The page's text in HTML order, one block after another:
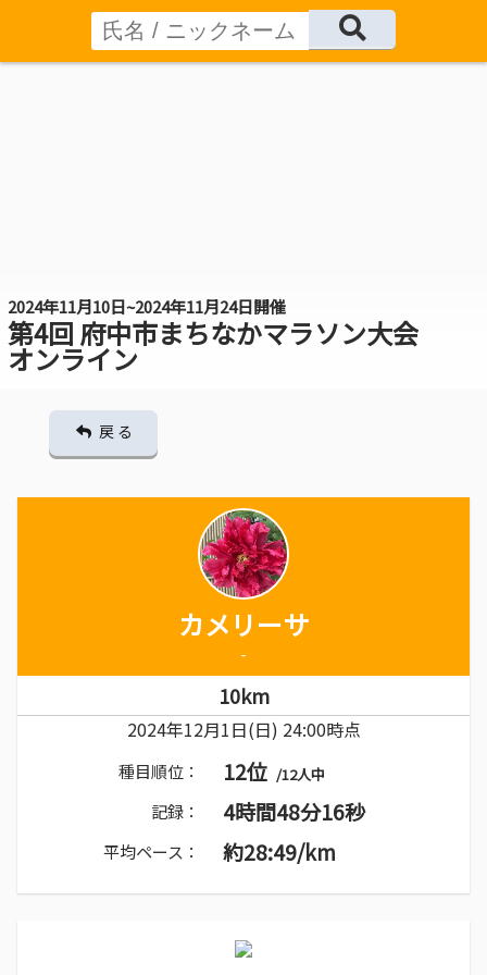
2024年11月10日~2024年11月24日開催
第4回 府中市まちなかマラソン大会
オンライン
戻 る
カメリーサ
-
10km
2024年12月1日(日) 24:00時点
種目順位： 12位 /12人中
記録： 4時間48分16秒
平均ペース： 約28:49/km